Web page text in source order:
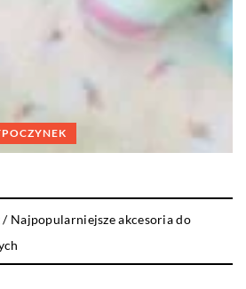
/ Najpopularniejsze akcesoria do